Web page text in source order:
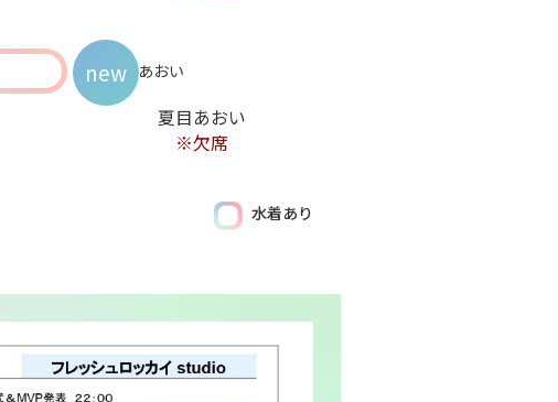
夏目あおい
※欠席
new
水着あり